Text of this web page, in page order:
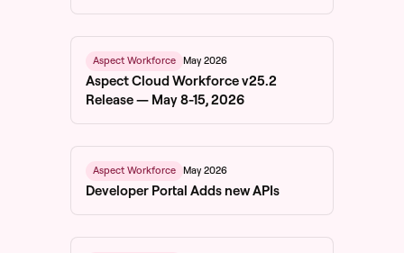
Aspect Workforce May 2026
Aspect Cloud Workforce v25.2
Release — May 8-15, 2026
Aspect Workforce May 2026
Developer Portal Adds new APIs